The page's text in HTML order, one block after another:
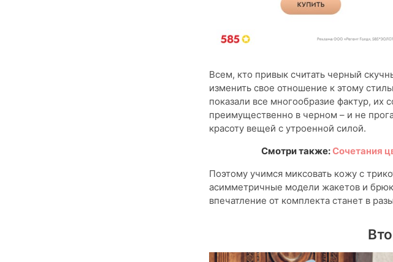
Всем, кто привык считать черный
изменить свое отношение к этому
показали все многообразие фактур,
преимущественно в черном – и не
красоту вещей с утроенной силой.
Смотри также:Сочетания
Поэтому учимся миксовать кожу с
асимметричные модели жакетов и
впечатление от комплекта станет в